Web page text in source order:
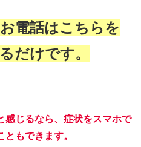
電話はこちらを
だけです。
感じるなら、症状をスマホで
もできます。